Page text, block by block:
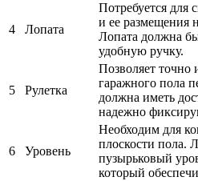
4 Лопата
Потребуется для
и ее размещения
Лопата должна
удобную ручку.
5 Рулетка
Позволяет точно
гаражного пола
должна иметь
надежно
6 Уровень
Необходим для
плоскости пола.
пузырьковый
который